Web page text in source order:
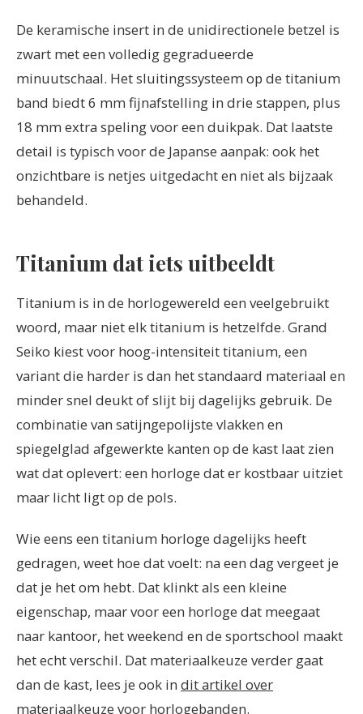
De keramische insert in de unidirectionele betzel is
zwart met een volledig gegradueerde
minuutschaal. Het sluitingssysteem op de titanium
band biedt 6 mm fijnafstelling in drie stappen, plus
18 mm extra speling voor een duikpak. Dat laatste
detail is typisch voor de Japanse aanpak: ook het
onzichtbare is netjes uitgedacht en niet als bijzaak
behandeld.
Titanium dat iets uitbeeldt
Titanium is in de horlogewereld een veelgebruikt
woord, maar niet elk titanium is hetzelfde. Grand
Seiko kiest voor hoog-intensiteit titanium, een
variant die harder is dan het standaard materiaal en
minder snel deukt of slijt bij dagelijks gebruik. De
combinatie van satijngepolijste vlakken en
spiegelglad afgewerkte kanten op de kast laat zien
wat dat oplevert: een horloge dat er kostbaar uitziet
maar licht ligt op de pols.
Wie eens een titanium horloge dagelijks heeft
gedragen, weet hoe dat voelt: na een dag vergeet je
dat je het om hebt. Dat klinkt als een kleine
eigenschap, maar voor een horloge dat meegaat
naar kantoor, het weekend en de sportschool maakt
het echt verschil. Dat materiaalkeuze verder gaat
dan de kast, lees je ook in dit artikel over
materiaalkeuze voor horlogebanden.